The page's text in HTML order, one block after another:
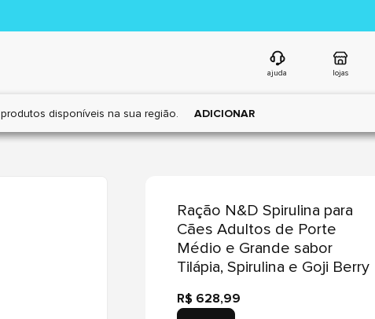
ajuda lojas
produtos disponíveis na sua região. ADICIONAR
Ração N&D Spirulina para
Cães Adultos de Porte
Médio e Grande sabor
Tilápia, Spirulina e Goji Berry
R$ 628,99